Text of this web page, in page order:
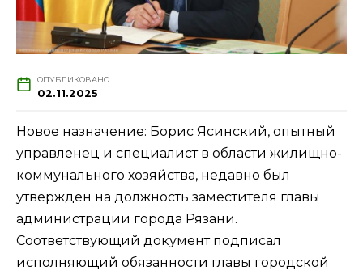
ОПУБЛИКОВАНО
02.11.2025
Новое назначение: Борис Ясинский, опытный
управленец и специалист в области жилищно-
коммунального хозяйства, недавно был
утвержден на должность заместителя главы
администрации города Рязани.
Соответствующий документ подписал
исполняющий обязанности главы городской